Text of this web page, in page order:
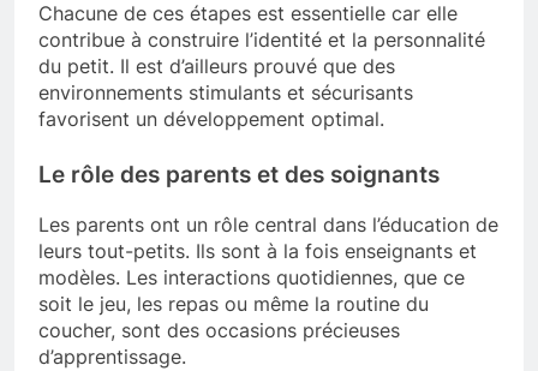
Chacune de ces étapes est essentielle car elle
contribue à construire l’identité et la personnalité
du petit. Il est d’ailleurs prouvé que des
environnements stimulants et sécurisants
favorisent un développement optimal.
Le rôle des parents et des soignants
Les parents ont un rôle central dans l’éducation de
leurs tout-petits. Ils sont à la fois enseignants et
modèles. Les interactions quotidiennes, que ce
soit le jeu, les repas ou même la routine du
coucher, sont des occasions précieuses
d’apprentissage.